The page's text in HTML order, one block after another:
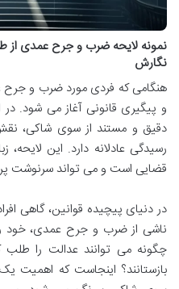
نمونه لایحه ضرب و جرح عمدی از
نگارش
هنگامی که فردی مورد ضرب و جرح
و پیگیری قانونی آغاز می شود.
دقیق و مستند از سوی شاکی،
رسیدگی عادلانه دارد. این
قضایی است و می تواند سرنوشت
در دنیای پیچیده قوانین، گاهی
ناشی از ضرب و جرح عمدی، خود
چگونه می توانند عدالت را
بازستانند؟ اینجاست که اهمیت